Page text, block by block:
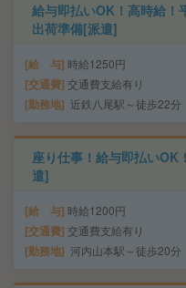
給与即払いOK！高時給！
出荷準備[派遣]
給 与 時給1250円
交通費 交通費支給有り
勤務地 近鉄八尾駅～徒歩22
座り仕事！給与即払いOK
遣]
給 与 時給1200円
交通費 交通費支給有り
勤務地 河内山本駅～徒歩20